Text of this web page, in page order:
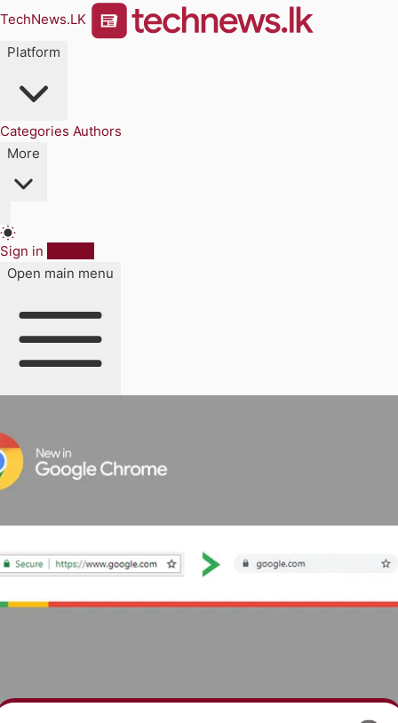
TechNews.LK
Platform
Categories Authors
More
Sign in
Open main menu